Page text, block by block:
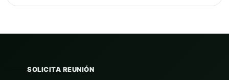
SOLICITA REUNIÓN